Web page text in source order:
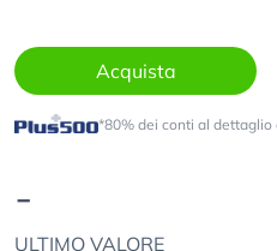
Acquista
*80% dei conti al dettaglio
-
ULTIMO VALORE